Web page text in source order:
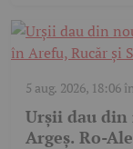
5 aug. 2026, 18:06în
Urșii dau
Argeș. Ro-